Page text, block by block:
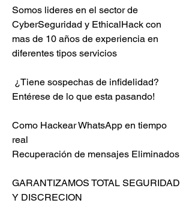
Somos lideres en el sector de
CyberSeguridad y EthicalHack con
mas de 10 años de experiencia en
diferentes tipos servicios
Como Hackear WhatsApp en tiempo
real
GARANTIZAMOS TOTAL SEGURIDAD
Y DISCRECION